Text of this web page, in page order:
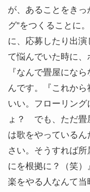
が、あることをきっ
グ”をつくることに
に、応募したり出演
て悩んでいた時に
『なんで畳屋にな
んです。『これか
いい。フローリン
ょ？ でも、ただ畳
は歌をやっているん
さい。そうすれば
にを根拠に？（笑
楽をやる人なんて当